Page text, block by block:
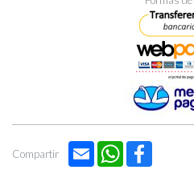
Compartir Email WhatsApp